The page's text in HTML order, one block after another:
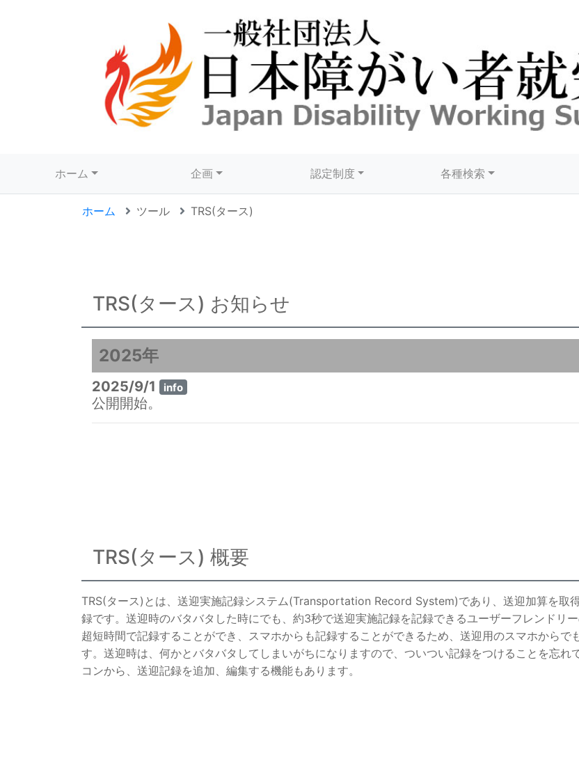
ホーム 企画 認定制度 各種検索
ホーム ツール TRS(タース)
TRS(タース) お知らせ
2025年
2025/9/1 info
公開開始。
TRS(タース) 概要
TRS(タース)とは、送迎実施記録システム(Transportation Record System)であり、送迎加算を取
録です。送迎時のバタバタした時にでも、約3秒で送迎実施記録を記録できるユーザーフレンドリ
超短時間で記録することができ、スマホからも記録することができるため、送迎用のスマホから
す。送迎時は、何かとバタバタしてしまいがちになりますので、ついつい記録をつけることを忘
コンから、送迎記録を追加、編集する機能もあります。